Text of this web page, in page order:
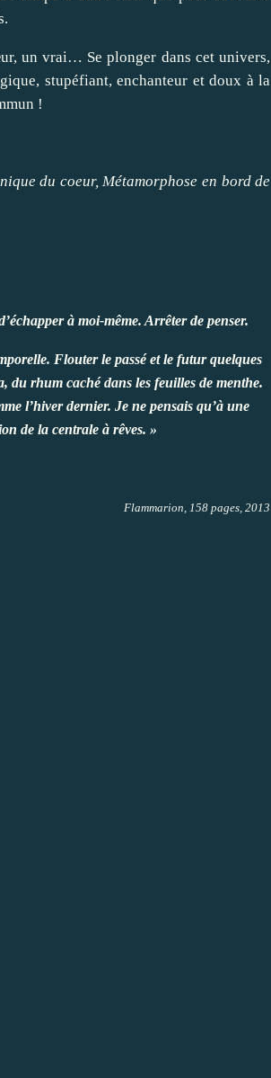
un vrai… Se plonger dans cet univers,
stupéfiant, enchanteur et doux à la
!
du coeur, Métamorphose en bord de
à moi-même. Arrêter de penser.
Flouter le passé et le futur quelques
du rhum caché dans les feuilles de menthe.
l’hiver dernier. Je ne pensais qu’à une
de la centrale à rêves. »
Flammarion , 158 pages, 2013